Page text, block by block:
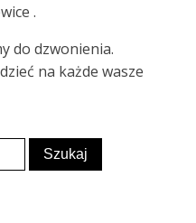
.
do dzwonienia.
na każde wasze